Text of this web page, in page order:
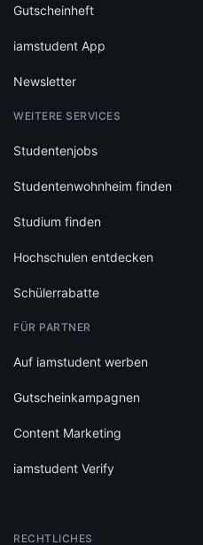
Gutscheinheft
iamstudent App
Newsletter
WEITERE SERVICES
Studentenjobs
Studentenwohnheim finden
Studium finden
Hochschulen entdecken
Schülerrabatte
FÜR PARTNER
Auf iamstudent werben
Gutscheinkampagnen
Content Marketing
iamstudent Verify
RECHTLICHES